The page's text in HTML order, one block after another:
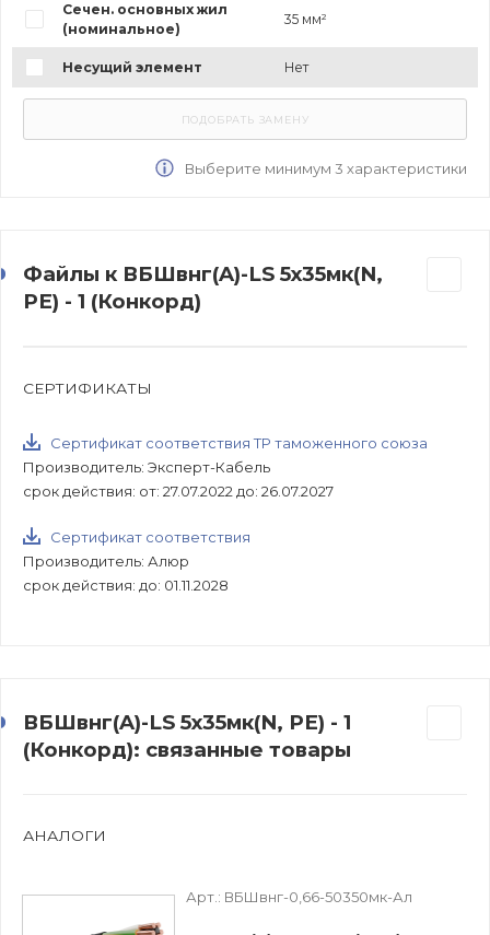
Сечен. основных жил
(номинальное)
35 мм²
Несущий элемент Нет
Выберите минимум 3 характеристики
Файлы к ВБШвнг(A)-LS 5х35мк(N,
PE) - 1 (Конкорд)
СЕРТИФИКАТЫ
Сертификат соответствия ТР таможенного союза
Производитель: Эксперт-Кабель
срок действия: от: 27.07.2022 до: 26.07.2027
Сертификат соответствия
Производитель: Алюр
срок действия: до: 01.11.2028
ВБШвнг(A)-LS 5х35мк(N, PE) - 1
(Конкорд): связанные товары
АНАЛОГИ
Арт.: ВБШвнг-0,66-50350мк-Ал